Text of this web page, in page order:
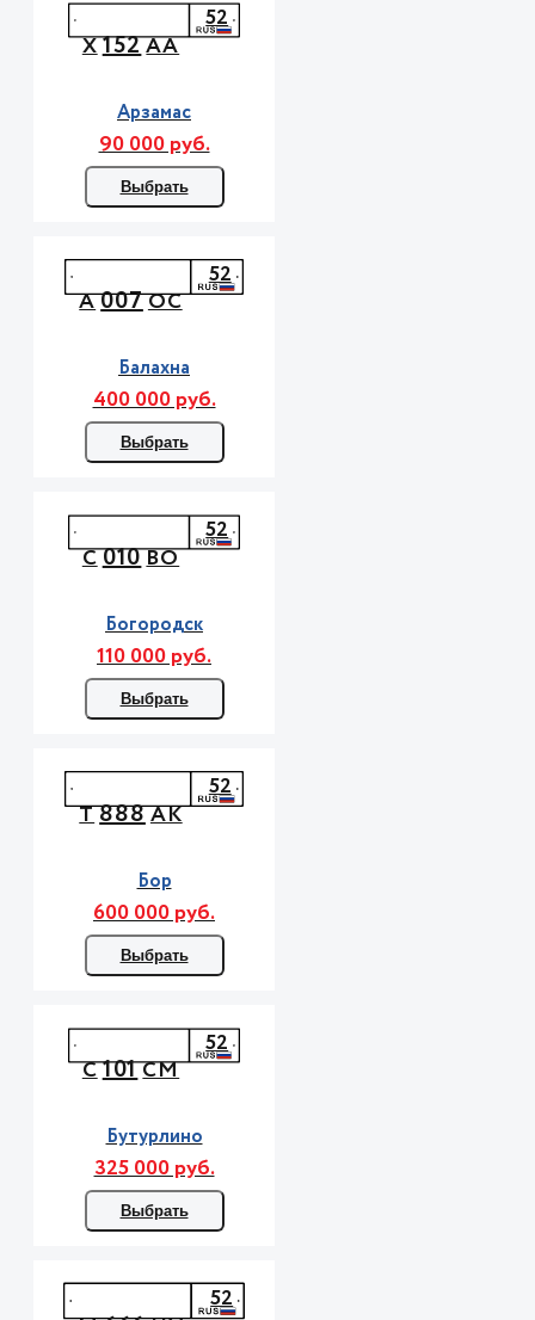
Х152АА
52
Арзамас
90 000 руб.
Выбрать
А007ОС
52
Балахна
400 000 руб.
Выбрать
С010ВО
52
Богородск
110 000 руб.
Выбрать
Т888АК
52
Бор
600 000 руб.
Выбрать
С101СМ
52
Бутурлино
325 000 руб.
Выбрать
52